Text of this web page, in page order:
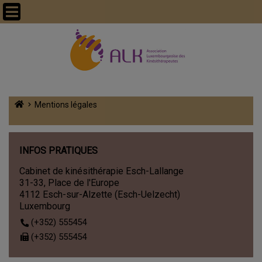
Mentions légales
INFOS PRATIQUES
Cabinet de kinésithérapie Esch-Lallange
31-33, Place de l'Europe
4112 Esch-sur-Alzette (Esch-Uelzecht)
Luxembourg
(+352) 555454
(+352) 555454